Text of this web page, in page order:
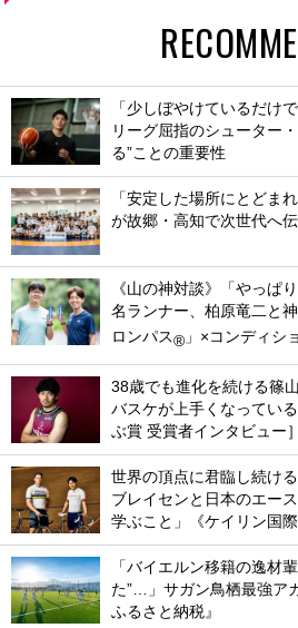
「少しぼやけているだけ
リーグ屈指のシューター
る”ことの重要性
「安定した場所にとどま
が故郷・高知で次世代へ
《山の神対談》「やっぱ
名ランナー、柏原竜二と
ロンパス® 」×コンディシ
38歳でも進化を続ける篠
バスケが上手くなってい
ぶ賞 受賞者インタビュー］
世界の頂点に君臨し続け
ブレイセンと日本のエー
学ぶこと」《ケイリン国
「バイエルン移籍の逸材
た”…」サガン鳥栖最強ア
ふるさと納税』